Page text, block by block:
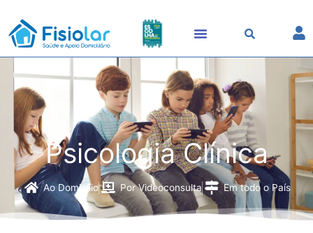
content
Psicologia Clínica
Ao Domicílio Por Videoconsulta Em todo o País